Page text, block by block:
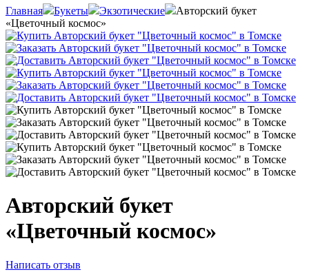
Главная Букеты Экзотические
Авторский букет
«Цветочный космос»
Авторский букет
«Цветочный космос»
Написать отзыв